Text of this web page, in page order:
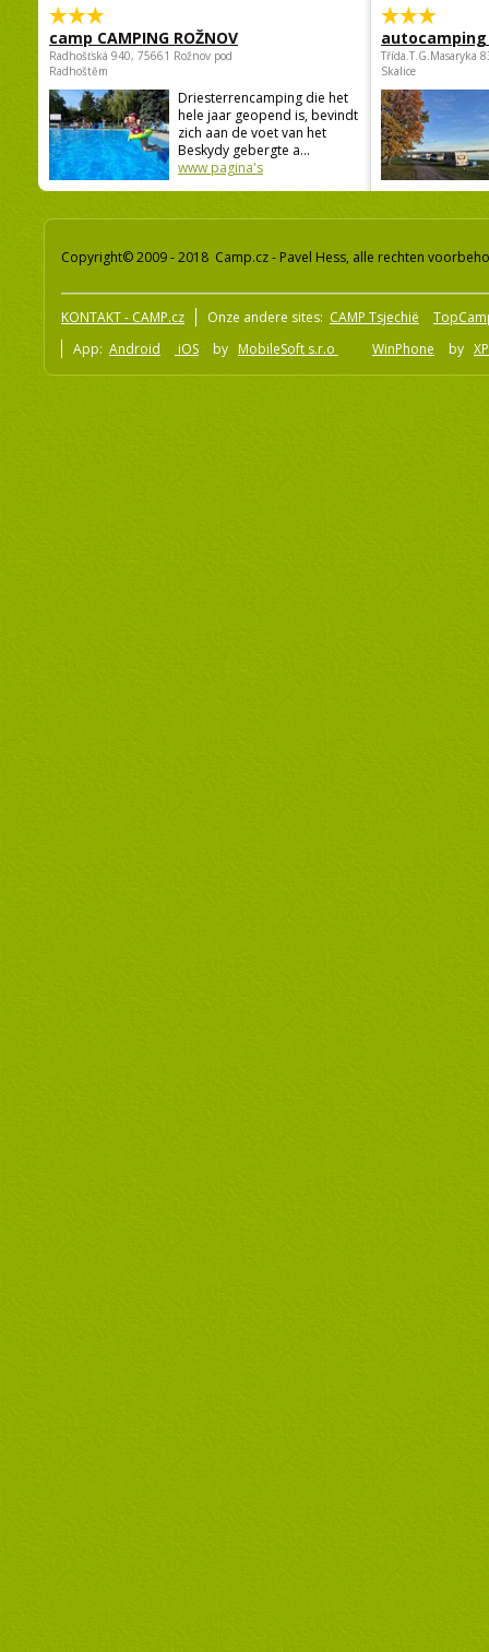
camp CAMPING ROŽNOV
Radhošťská 940, 75661 Rožnov pod
Radhoštěm
Driesterrencamping die het
hele jaar geopend is, bevindt
zich aan de voet van het
Beskydy gebergte a...
www pagina's
autocamping
Třída.T.G.Masaryka
Skalice
Copyright© 2009 - 2018 Camp.cz - Pavel Hess, alle rechten
KONTAKT - CAMP.cz Onze andere sites: CAMP Tsjechië
App: Android iOS by MobileSoft s.r.o WinPhone by